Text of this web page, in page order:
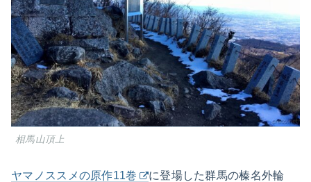
相馬山頂上
ヤマノススメの原作11巻
に登場した群馬の榛名外輪